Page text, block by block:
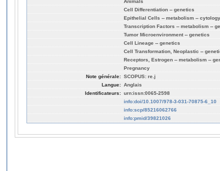
Cell Differentiation -- genetics
Epithelial Cells -- metabolism -- cytology
Transcription Factors -- metabolism --
Tumor Microenvironment -- genetics
Cell Lineage -- genetics
Cell Transformation, Neoplastic --
Receptors, Estrogen -- metabolism --
Pregnancy
Note générale: SCOPUS: re.j
Langue: Anglais
Identificateurs: urn:issn:0065-2598
info:doi/10.1007/978-3-031-70875-6_10
info:scp/85216062766
info:pmid/39821026